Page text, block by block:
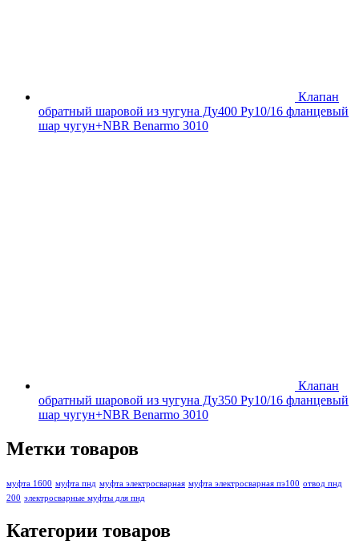
Клапан
обратный шаровой из чугуна Ду400 Ру10/16 фланцевый
шар чугун+NBR Benarmo 3010
Клапан
обратный шаровой из чугуна Ду350 Ру10/16 фланцевый
шар чугун+NBR Benarmo 3010
Метки товаров
муфта 1600 муфта пнд муфта электросварная муфта электросварная пэ100 отвод пнд
200 электросварные муфты для пнд
Категории товаров